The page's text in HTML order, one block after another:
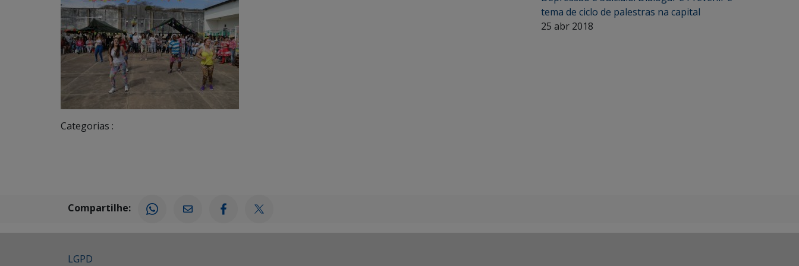
Categorias :
tema de ciclo de palestras na capital
25 abr 2018
Compartilhe:
LGPD